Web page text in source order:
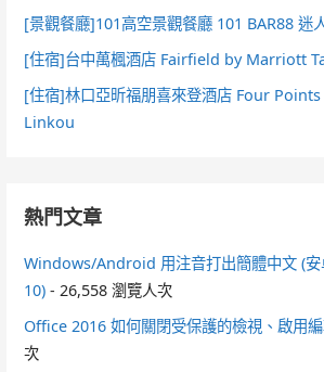
[景觀餐廳]101高空景觀餐廳 101 BAR88 迷
[住宿]台中萬楓酒店 Fairfield by Marriott
[住宿]林口亞昕福朋喜來登酒店 Four
Linkou
熱門文章
Windows/Android 用注音打出簡體中文 (
10) - 26,558 瀏覽人次
Office 2016 如何關閉受保護的檢視、啟用
次